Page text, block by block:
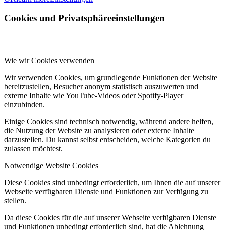
Cookies und Privatsphäreeinstellungen
Wie wir Cookies verwenden
Wir verwenden Cookies, um grundlegende Funktionen der Website
bereitzustellen, Besucher anonym statistisch auszuwerten und
externe Inhalte wie YouTube-Videos oder Spotify-Player
einzubinden.
Einige Cookies sind technisch notwendig, während andere helfen,
die Nutzung der Website zu analysieren oder externe Inhalte
darzustellen. Du kannst selbst entscheiden, welche Kategorien du
zulassen möchtest.
Notwendige Website Cookies
Diese Cookies sind unbedingt erforderlich, um Ihnen die auf unserer
Webseite verfügbaren Dienste und Funktionen zur Verfügung zu
stellen.
Da diese Cookies für die auf unserer Webseite verfügbaren Dienste
und Funktionen unbedingt erforderlich sind, hat die Ablehnung